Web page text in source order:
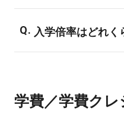
ださい。
細は入試ページを
90％が初心者の方
が未経験者対応の
て考え方などを習
入学倍率はどれく
ります。入試方法
学費／学費ク